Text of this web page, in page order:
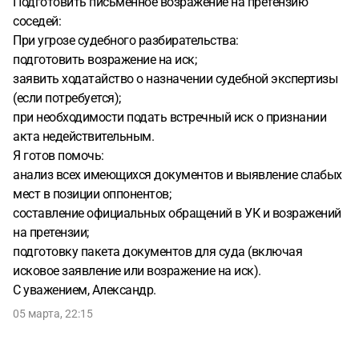
Грязная. Трещина по потолке идет по всему дому. Я с
сумма их требования не согласна. Что делать в данной
ситуации? Так же сосед работает дворником в
Жилищнике, соответсвенно он мог по-дружбе попросить
накатать этот кривой акт. А сантехник, подпись которого
есть в акте, сказал, что не осматривал эту квартиру
соседей:
При угрозе судебного разбирательства:
подготовить возражение на иск;
заявить ходатайство о назначении судебной экспертизы
(если потребуется);
при необходимости подать встречный иск о признании
акта недействительным.
Я готов помочь:
анализ всех имеющихся документов и выявление слабых
мест в позиции оппонентов;
составление официальных обращений в УК и возражений
на претензии;
подготовку пакета документов для суда (включая
исковое заявление или возражение на иск).
С уважением, Александр.
05 марта, 22:15